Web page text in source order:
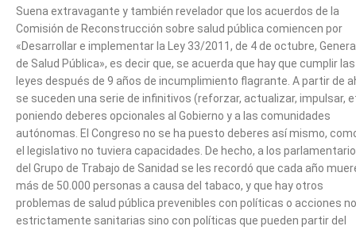
Suena extravagante y también revelador que los acuerdos de la
Comisión de Reconstrucción sobre salud pública comiencen por
«Desarrollar e implementar la Ley 33/2011, de 4 de octubre,
de Salud Pública», es decir que, se acuerda que hay que cumplir las
leyes después de 9 años de incumplimiento flagrante. A partir de
se suceden una serie de infinitivos (reforzar, actualizar, impulsar,
poniendo deberes opcionales al Gobierno y a las comunidades
autónomas. El Congreso no se ha puesto deberes así mismo,
el legislativo no tuviera capacidades. De hecho, a los
del Grupo de Trabajo de Sanidad se les recordó que cada año
más de 50.000 personas a causa del tabaco, y que hay otros
problemas de salud pública prevenibles con políticas o acciones no
estrictamente sanitarias sino con políticas que pueden partir del